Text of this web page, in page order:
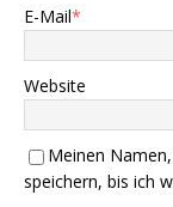
E-Mail*
Website
Meinen
speichern, bis ich